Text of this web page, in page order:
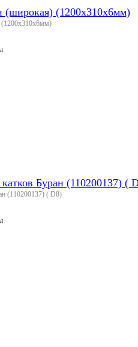
(широкая) (1200х310х6мм)
Буран (110200137) (
(110200137) ( D8)